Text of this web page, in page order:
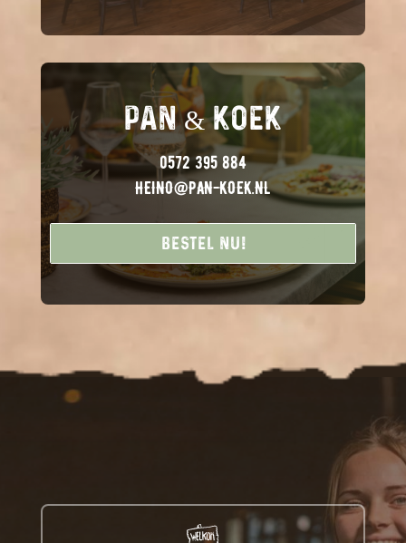
PAN & KOEK
0572 395 884
HEINO@PAN-KOEK.NL
Bestel nu!
Bestel nu!